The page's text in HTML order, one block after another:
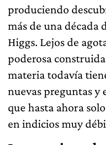
produciendo
más de una década
Higgs. Lejos de
poderosa
materia todavía
nuevas preguntas
que hasta ahora
en indicios muy